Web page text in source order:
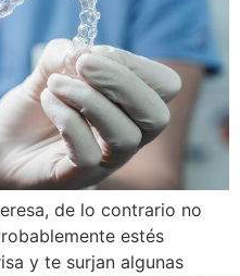
de lo contrario no
estés
y te surjan algunas